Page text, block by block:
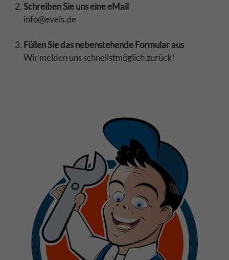
Schreiben Sie uns eine eMail
info@evels.de
Füllen Sie das nebenstehende Formular aus
Wir melden uns schnellstmöglich zurück!